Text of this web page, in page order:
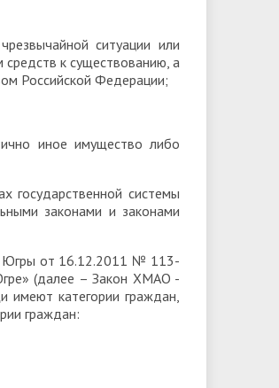
ситуации или
к существованию, а
Российской Федерации;
иное имущество либо
государственной системы
законами и законами
- Югры от 16.12.2011 № 113-
(далее – Закон ХМАО -
категории граждан,
граждан: